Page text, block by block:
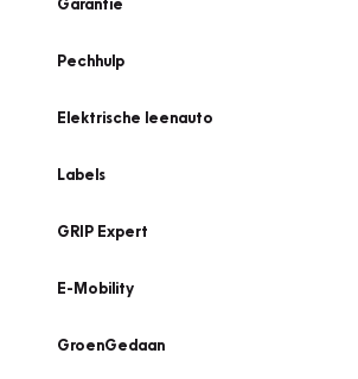
Pechhulp
Elektrische leenauto
Labels
GRIP Expert
E-Mobility
GroenGedaan